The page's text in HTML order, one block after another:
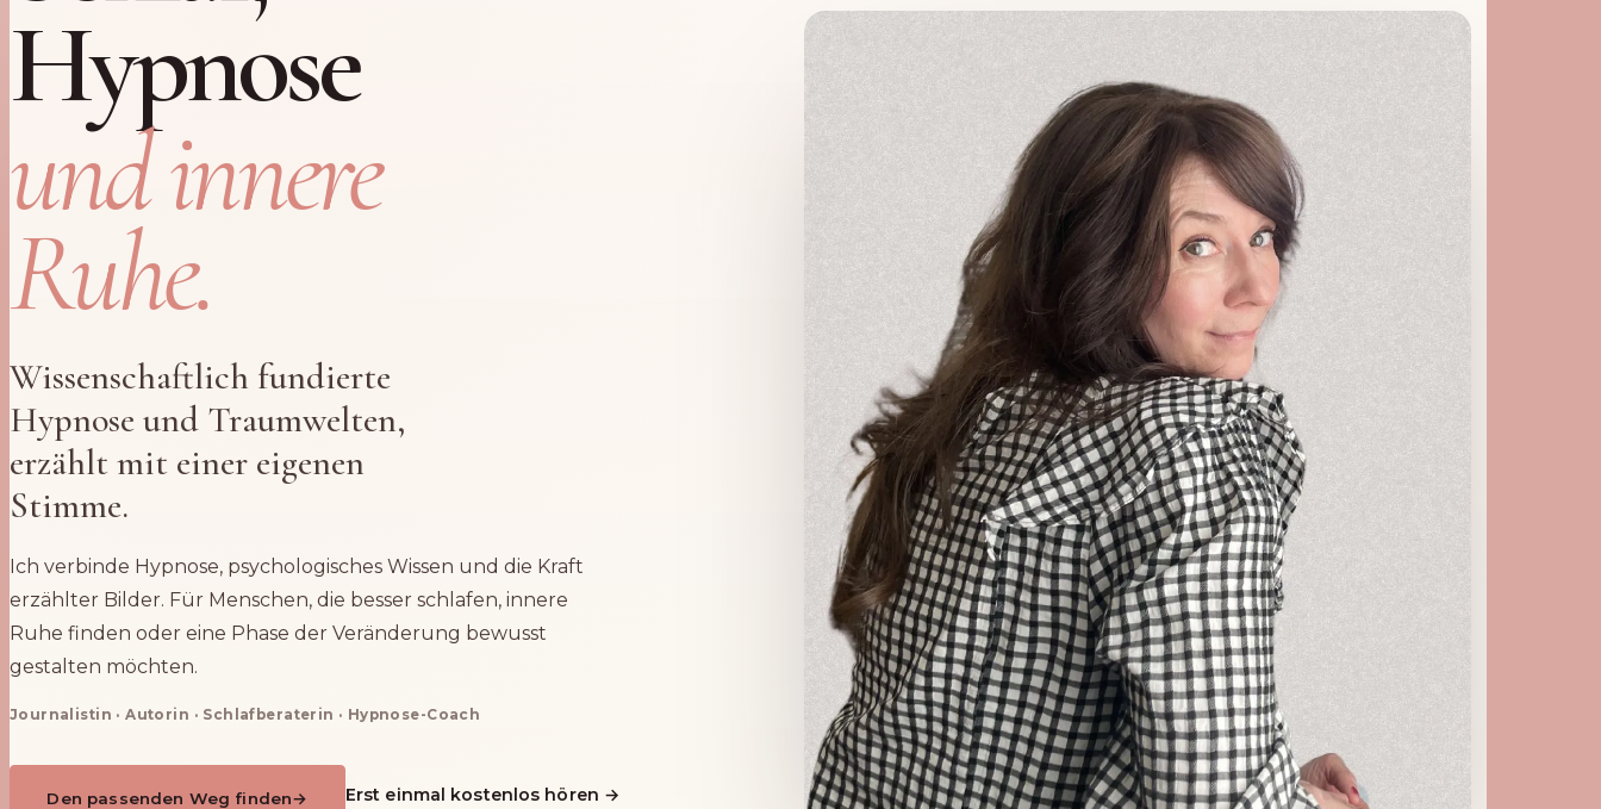
Hypnose
und innere
Ruhe.
Wissenschaftlich fundierte
Hypnose und Traumwelten,
erzählt mit einer eigenen
Stimme.
Ich verbinde Hypnose, psychologisches Wissen und die Kraft
erzählter Bilder. Für Menschen, die besser schlafen, innere
Ruhe finden oder eine Phase der Veränderung bewusst
gestalten möchten.
Journalistin · Autorin · Schlafberaterin · Hypnose-Coach
Den passenden Weg finden Erst einmal kostenlos hören →